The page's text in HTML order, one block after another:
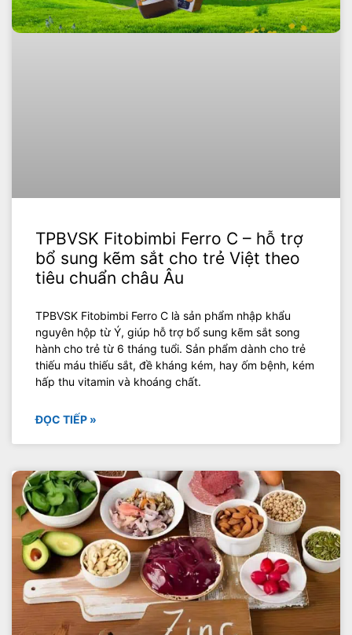
TPBVSK Fitobimbi Ferro C – hỗ trợ
bổ sung kẽm sắt cho trẻ Việt theo
tiêu chuẩn châu Âu
TPBVSK Fitobimbi Ferro C là sản phẩm nhập khẩu
nguyên hộp từ Ý, giúp hỗ trợ bổ sung kẽm sắt song
hành cho trẻ từ 6 tháng tuổi. Sản phẩm dành cho trẻ
thiếu máu thiếu sắt, đề kháng kém, hay ốm bệnh, kém
hấp thu vitamin và khoáng chất.
ĐỌC TIẾP »